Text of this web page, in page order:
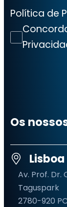
Política de
Os
Lisboa
Av. Prof. Dr.
Taguspark
2780-920